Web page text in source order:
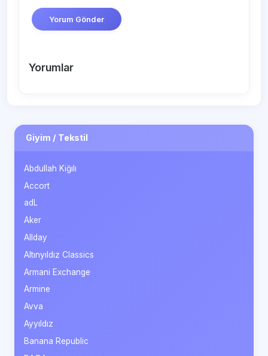
Yorum Gönder
Yorumlar
Giyim / Tekstil
Abdullah Kiğılı
Accort
adL
Aker
Allday
Altınyıldız Classics
Armani Exchange
Armine
Avva
Ayyıldız
Banana Republic